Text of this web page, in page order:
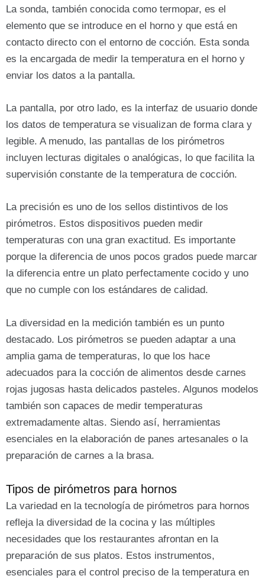
La sonda, también conocida como termopar, es el
elemento que se introduce en el horno y que está en
contacto directo con el entorno de cocción. Esta sonda
es la encargada de medir la temperatura en el horno y
enviar los datos a la pantalla.
La pantalla, por otro lado, es la interfaz de usuario donde
los datos de temperatura se visualizan de forma clara y
legible. A menudo, las pantallas de los pirómetros
incluyen lecturas digitales o analógicas, lo que facilita la
supervisión constante de la temperatura de cocción.
La precisión es uno de los sellos distintivos de los
pirómetros. Estos dispositivos pueden medir
temperaturas con una gran exactitud. Es importante
porque la diferencia de unos pocos grados puede marcar
la diferencia entre un plato perfectamente cocido y uno
que no cumple con los estándares de calidad.
La diversidad en la medición también es un punto
destacado. Los pirómetros se pueden adaptar a una
amplia gama de temperaturas, lo que los hace
adecuados para la cocción de alimentos desde carnes
rojas jugosas hasta delicados pasteles. Algunos modelos
también son capaces de medir temperaturas
extremadamente altas. Siendo así, herramientas
esenciales en la elaboración de panes artesanales o la
preparación de carnes a la brasa.
Tipos de pirómetros para hornos
La variedad en la tecnología de pirómetros para hornos
refleja la diversidad de la cocina y las múltiples
necesidades que los restaurantes afrontan en la
preparación de sus platos. Estos instrumentos,
esenciales para el control preciso de la temperatura en